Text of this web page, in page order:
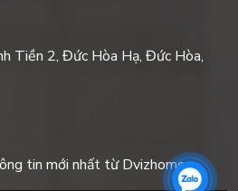
Tiền 2, Đức Hòa Hạ, Đức Hòa,
tin mới nhất từ Dvizhome